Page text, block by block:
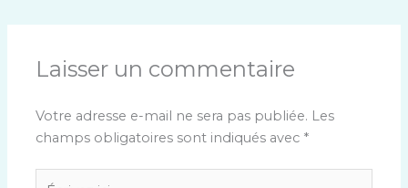
Laisser un commentaire
Votre adresse e-mail ne sera pas publiée. Les
champs obligatoires sont indiqués avec *
Écrivez